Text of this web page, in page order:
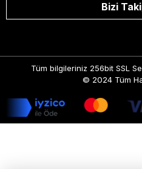
Bizi
Tüm bilgileriniz 256bit SSL
© 2024 Tüm